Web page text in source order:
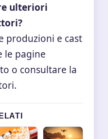
ulteriori
produzioni e cast
le pagine
o consultare la